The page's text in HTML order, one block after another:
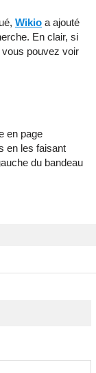
Wikio a ajouté
En clair, si
pouvez voir
en page
en les faisant
du bandeau